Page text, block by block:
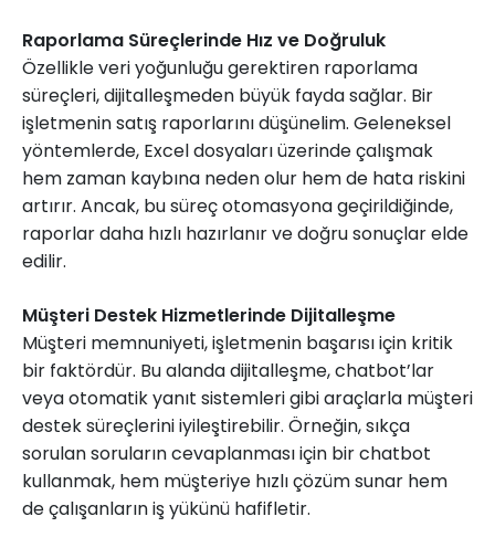
Raporlama Süreçlerinde Hız ve Doğruluk
Özellikle veri yoğunluğu gerektiren raporlama
süreçleri, dijitalleşmeden büyük fayda sağlar. Bir
işletmenin satış raporlarını düşünelim. Geleneksel
yöntemlerde, Excel dosyaları üzerinde çalışmak
hem zaman kaybına neden olur hem de hata riskini
artırır. Ancak, bu süreç otomasyona geçirildiğinde,
raporlar daha hızlı hazırlanır ve doğru sonuçlar elde
edilir.
Müşteri Destek Hizmetlerinde Dijitalleşme
Müşteri memnuniyeti, işletmenin başarısı için kritik
bir faktördür. Bu alanda dijitalleşme, chatbot’lar
veya otomatik yanıt sistemleri gibi araçlarla müşteri
destek süreçlerini iyileştirebilir. Örneğin, sıkça
sorulan soruların cevaplanması için bir chatbot
kullanmak, hem müşteriye hızlı çözüm sunar hem
de çalışanların iş yükünü hafifletir.